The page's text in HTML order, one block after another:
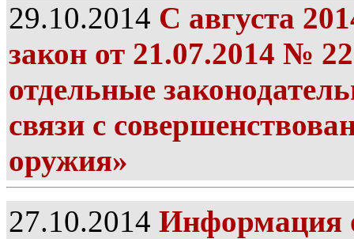
29.10.2014 С августа
закон от 21.07.2014 №
отдельные
связи с
оружия»
27.10.2014 Информация